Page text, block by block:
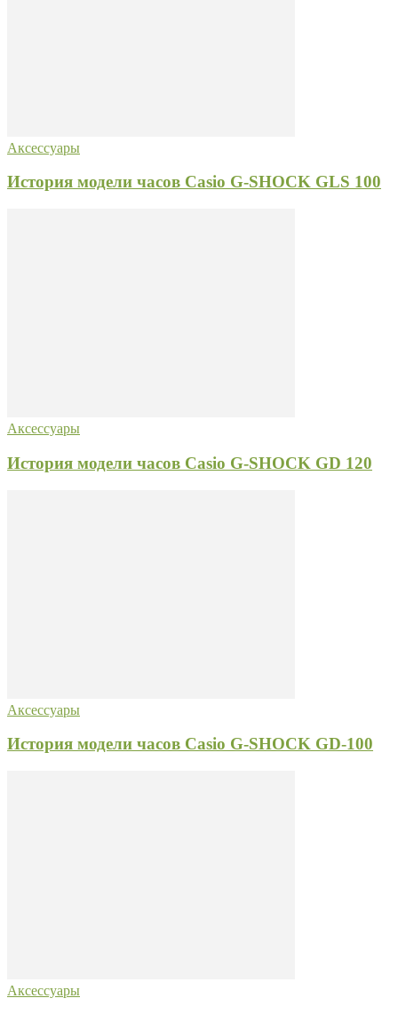
Аксессуары
История модели часов Casio G-SHOCK GLS 100
Аксессуары
История модели часов Casio G-SHOCK GD 120
Аксессуары
История модели часов Casio G-SHOCK GD-100
Аксессуары